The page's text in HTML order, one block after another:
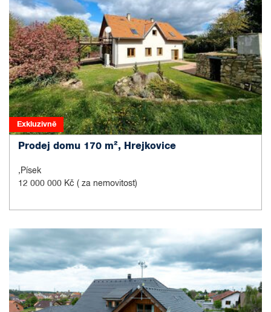
Exkluzivně
Prodej domu 170 m², Hrejkovice
,Písek
12 000 000 Kč ( za nemovitost)